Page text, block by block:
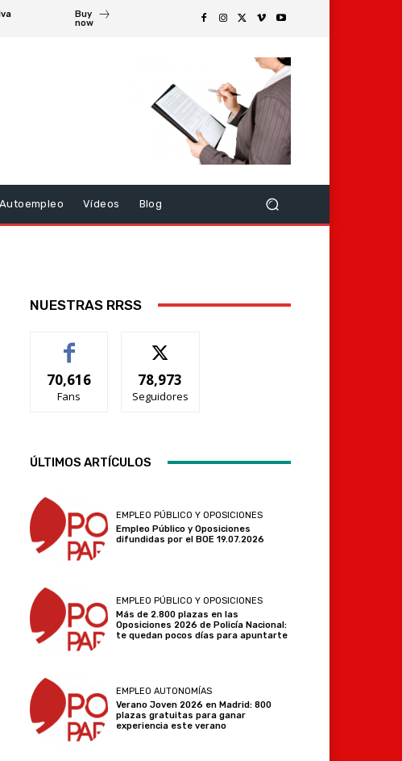
Buy
now
Autoempleo Vídeos Blog
Telegram
NUESTRAS RRSS
70,616
Fans
78,973
Seguidores
ÚLTIMOS ARTÍCULOS
EMPLEO PÚBLICO Y OPOSICIONES
Empleo Público y Oposiciones
difundidas por el BOE 19.07.2026
EMPLEO PÚBLICO Y OPOSICIONES
Más de 2.800 plazas en las
Oposiciones 2026 de Policía Nacional:
te quedan pocos días para apuntarte
EMPLEO AUTONOMÍAS
Verano Joven 2026 en Madrid: 800
plazas gratuitas para ganar
experiencia este verano